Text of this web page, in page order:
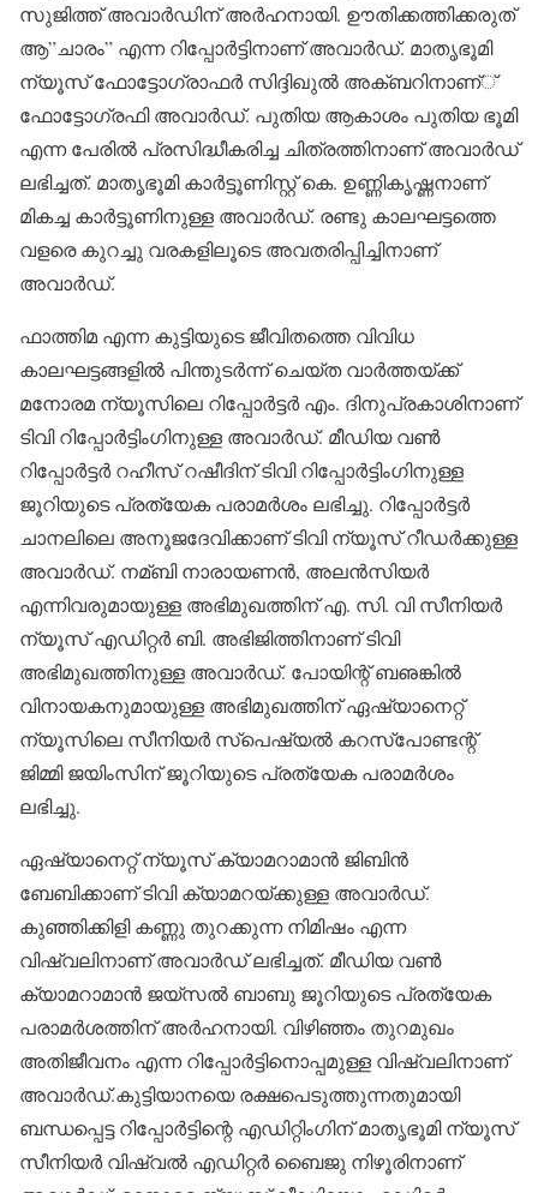
സുജിത്ത് അവാര്‍ഡിന് അര്‍ഹനായി. ഊതിക്കത്തിക്കരുത്
ആ”ചാരം” എന്ന റിപ്പോര്‍ട്ടിനാണ് അവാര്‍ഡ്. മാതൃഭൂമി
ന്യൂസ് ഫോട്ടോഗ്രാഫര്‍ സിദ്ദിഖുല്‍ അക്ബറിനാണ്്
ഫോട്ടോഗ്രഫി അവാര്‍ഡ്. പുതിയ ആകാശം പുതിയ ഭൂമി
എന്ന പേരില്‍ പ്രസിദ്ധീകരിച്ച ചിത്രത്തിനാണ് അവാര്‍ഡ്
ലഭിച്ചത്. മാതൃഭൂമി കാര്‍ട്ടൂണിസ്റ്റ് കെ. ഉണ്ണികൃഷ്ണനാണ്
മികച്ച കാര്‍ട്ടൂണിനുള്ള അവാര്‍ഡ്. രണ്ടു കാലഘട്ടത്തെ
വളരെ കുറച്ചു വരകളിലൂടെ അവതരിപ്പിച്ചിനാണ്
അവാര്‍ഡ്.
ഫാത്തിമ എന്ന കുട്ടിയുടെ ജീവിതത്തെ വിവിധ
കാലഘട്ടങ്ങളില്‍ പിന്തുടര്‍ന്ന് ചെയ്ത വാര്‍ത്തയ്ക്ക്
മനോരമ ന്യൂസിലെ റിപ്പോര്‍ട്ടര്‍ എം. ദിനുപ്രകാശിനാണ്
ടിവി റിപ്പോര്‍ട്ടിംഗിനുള്ള അവാര്‍ഡ്. മീഡിയ വണ്‍
റിപ്പോര്‍ട്ടര്‍ റഹീസ് റഷീദിന് ടിവി റിപ്പോര്‍ട്ടിംഗിനുള്ള
ജൂറിയുടെ പ്രത്യേക പരാമര്‍ശം ലഭിച്ചു. റിപ്പോര്‍ട്ടര്‍
ചാനലിലെ അനൂജദേവിക്കാണ് ടിവി ന്യൂസ് റീഡര്‍ക്കുള്ള
അവാര്‍ഡ്. നമ്ബി നാരായണന്‍, അലന്‍സിയര്‍
എന്നിവരുമായുള്ള അഭിമുഖത്തിന് എ. സി. വി സീനിയര്‍
ന്യൂസ് എഡിറ്റര്‍ ബി. അഭിജിത്തിനാണ് ടിവി
അഭിമുഖത്തിനുള്ള അവാര്‍ഡ്. പോയിന്റ് ബഌങ്കില്‍
വിനായകനുമായുള്ള അഭിമുഖത്തിന് ഏഷ്യാനെറ്റ്
ന്യൂസിലെ സീനിയര്‍ സ്‌പെഷ്യല്‍ കറസ്‌പോണ്ടന്റ്
ജിമ്മി ജയിംസിന് ജൂറിയുടെ പ്രത്യേക പരാമര്‍ശം
ലഭിച്ചു.
ഏഷ്യാനെറ്റ് ന്യൂസ് ക്യാമറാമാന്‍ ജിബിന്‍
ബേബിക്കാണ് ടിവി ക്യാമറയ്ക്കുള്ള അവാര്‍ഡ്.
കുഞ്ഞിക്കിളി കണ്ണു തുറക്കുന്ന നിമിഷം എന്ന
വിഷ്വലിനാണ് അവാര്‍ഡ് ലഭിച്ചത്. മീഡിയ വണ്‍
ക്യാമറാമാന്‍ ജയ്‌സല്‍ ബാബു ജൂറിയുടെ പ്രത്യേക
പരാമര്‍ശത്തിന് അര്‍ഹനായി. വിഴിഞ്ഞം തുറമുഖം
അതിജീവനം എന്ന റിപ്പോര്‍ട്ടിനൊപ്പമുള്ള വിഷ്വലിനാണ്
അവാര്‍ഡ്.കുട്ടിയാനയെ രക്ഷപെടുത്തുന്നതുമായി
ബന്ധപ്പെട്ട റിപ്പോര്‍ട്ടിന്റെ എഡിറ്റിംഗിന് മാതൃഭൂമി ന്യൂസ്
സീനിയര്‍ വിഷ്വല്‍ എഡിറ്റര്‍ ബൈജു നിഴൂരിനാണ്